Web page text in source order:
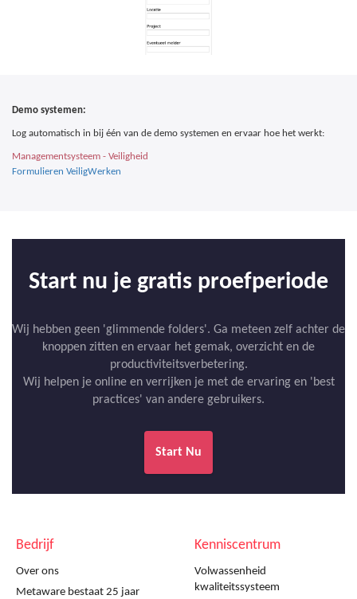
Demo systemen:
Log automatisch in bij één van de demo systemen en ervaar hoe het werkt:
Managementsysteem - Veiligheid
Formulieren VeiligWerken
Start nu je gratis proefperiode
Wij hebben geen 'glimmende folders'. Ga meteen zelf achter de
knoppen zitten en ervaar het gemak, overzicht en de
productiviteitsverbetering.
Wij helpen je online en verrijken je met de ervaring en 'best
practices' van andere gebruikers.
Start Nu
Bedrijf
Over ons
Metaware bestaat 25 jaar
Kenniscentrum
Volwassenheid
kwaliteitssysteem